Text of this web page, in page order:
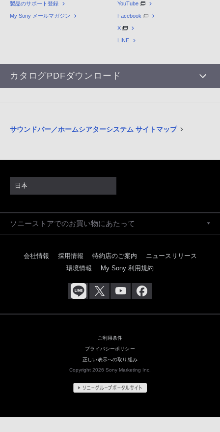
製品のサポート登録
My Sony メールマガジン
YouTube
Facebook
X
LINE
カタログPDFダウンロード
サウンドバー／ホームシアターシステム サイトマップ
日本
ソニーストアでのお買い物にあたって
会社情報 採用情報 特約店のご案内
ニュースリリース
環境情報
My Sony 利用規約
ご利用条件
プライバシーポリシー
正しい表示への取り組み
Copyright 2026 Sony Marketing Inc.